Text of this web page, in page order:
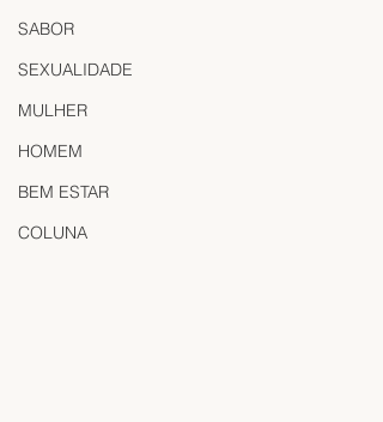
SABOR
SEXUALIDADE
MULHER
HOMEM
BEM ESTAR
COLUNA